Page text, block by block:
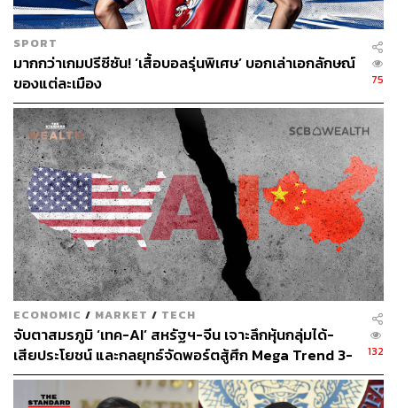
SPORT
มากกว่าเกมปรีซีซัน! ‘เสื้อบอลรุ่นพิเศษ’ บอกเล่าเอกลักษณ์
ของแต่ละเมือง
75
ECONOMIC / MARKET / TECH
จับตาสมรภูมิ ‘เทค-AI’ สหรัฐฯ-จีน เจาะลึกหุ้นกลุ่มได้-
เสียประโยชน์ และกลยุทธ์จัดพอร์ตสู้ศึก Mega Trend 3-
5 ปีข้างหน้า
132